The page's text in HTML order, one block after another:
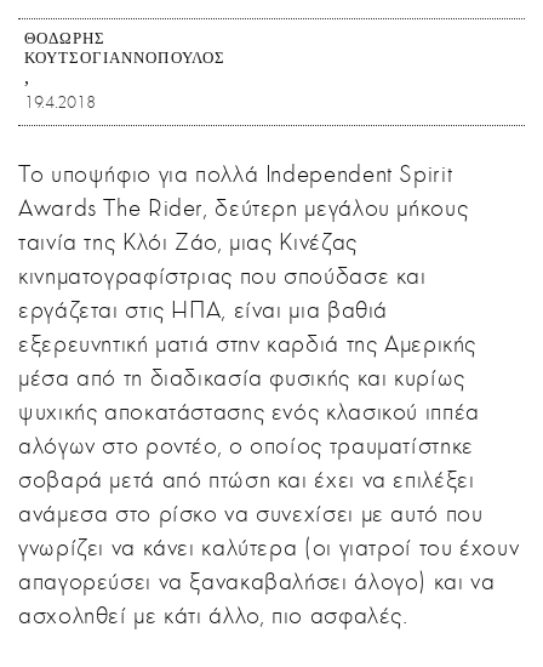
ΘΟΔΩΡΉΣ
ΚΟΥΤΣΟΓΙΑΝΝΌΠΟΥΛΟΣ
19.4.2018
Το υποψήφιο για πολλά Independent Spirit
Awards The Rider, δεύτερη μεγάλου μήκους
ταινία της Κλόι Ζάο, μιας Κινέζας
κινηματογραφίστριας που σπούδασε και
εργάζεται στις ΗΠΑ, είναι μια βαθιά
εξερευνητική ματιά στην καρδιά της Αμερικής
μέσα από τη διαδικασία φυσικής και κυρίως
ψυχικής αποκατάστασης ενός κλασικού ιππέα
αλόγων στο ροντέο, ο οποίος τραυματίστηκε
σοβαρά μετά από πτώση και έχει να επιλέξει
ανάμεσα στο ρίσκο να συνεχίσει με αυτό που
γνωρίζει να κάνει καλύτερα (οι γιατροί του έχουν
απαγορεύσει να ξανακαβαλήσει άλογο) και να
ασχοληθεί με κάτι άλλο, πιο ασφαλές.